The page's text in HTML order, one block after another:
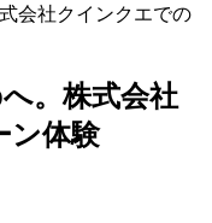
会社クインクエでの
。株式会社
ン体験